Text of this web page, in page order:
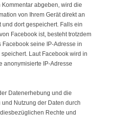
abgeben, wird die
von Ihrem Gerät direkt an
und dort gespeichert. Falls ein
Facebook ist, besteht trotzdem
seine IP-Adresse in
Laut Facebook wird in
anonymisierte IP-Adresse
Datenerhebung und die
Nutzung der Daten durch
Rechte und